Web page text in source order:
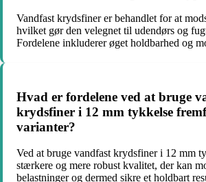
Vandfast krydsfiner er behandlet for at
hvilket gør den velegnet til udendørs og
Fordelene inkluderer øget holdbarhed og
Hvad er fordelene ved at bruge
krydsfiner i 12 mm tykkelse
varianter?
Ved at bruge vandfast krydsfiner i 12 mm
stærkere og mere robust kvalitet, der kan
belastninger og dermed sikre et holdbart